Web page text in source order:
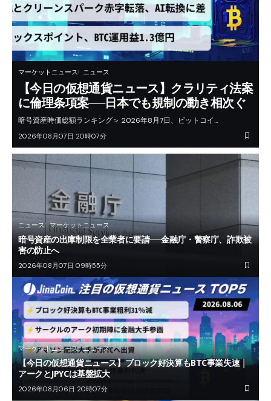
マーケットニュース ニュース
【今日の仮想通貨ニュース】クラリティ法案
に倫理条項案──日本でも規制の動き相次ぐ
暗号資産時価総額ランキング＞ 2026年8月7日、ビットコイ…
2026年08月07日 20時07分
ニュース マーケットニュース
暗号資産の出庫制限を全業者に要請──金融庁・警察庁、詐欺被
害の防止へ
2026年08月07日 09時55分
マーケットニュース ニュース
【今日の仮想通貨ニュース】ブロック好決算もBTC事業失速｜
アークとJPYCは基盤拡大
2026年08月06日 20時07分